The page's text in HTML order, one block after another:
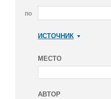
по
ИСТОЧНИК
МЕСТО
АВТОР